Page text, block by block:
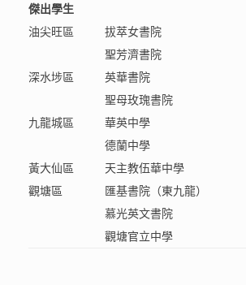
傑出學生
油尖旺區
拔萃女書院
聖芳濟書院
深水埗區
英華書院
聖母玫瑰書院
九龍城區
華英中學
德蘭中學
黃大仙區
天主教伍華中學
觀塘區
匯基書院（東九龍）
慕光英文書院
觀塘官立中學